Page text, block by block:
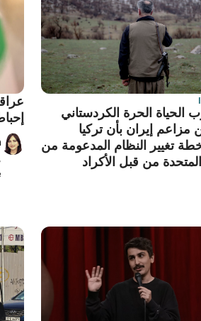
الحياة الحرة الكردستاني
إيران بأن تركيا
تغيير النظام المدعومة من
من قبل الأكراد